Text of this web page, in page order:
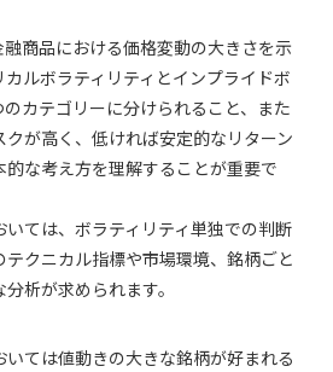
商品における価格変動の大きさを示
ルボラティリティとインプライドボ
カテゴリーに分けられること、また
が高く、低ければ安定的なリターン
な考え方を理解することが重要で
ては、ボラティリティ単独での判断
クニカル指標や市場環境、銘柄ごと
析が求められます。
ては値動きの大きな銘柄が好まれる